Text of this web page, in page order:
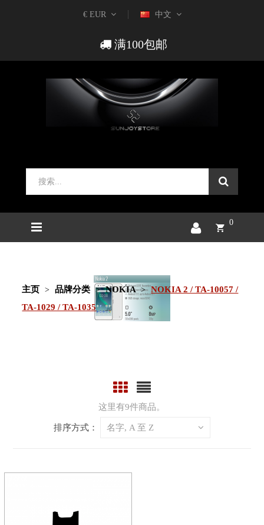
€ EUR 中文
满100包邮
0
主页 品牌分类 NOKIA
NOKIA 2 / TA-10057 /
TA-1029 / TA-1035
这里有9件商品。
排序方式： 名字, A 至 Z